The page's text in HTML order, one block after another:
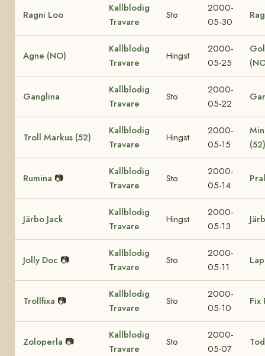
Ragni Loo
Kallblodig
Travare
Sto
2000-
05-30
Agne (NO)
Kallblodig
Travare
Hingst
2000-
05-25
Ganglina
Kallblodig
Travare
Sto
2000-
05-22
Troll Markus (52)
Kallblodig
Travare
Hingst
2000-
05-15
(52)
Rumina 📷
Kallblodig
Travare
Sto
2000-
05-14
Järbo Jack
Kallblodig
Travare
Hingst
2000-
05-13
Jolly Doc 📷
Kallblodig
Travare
Sto
2000-
05-11
Trollfixa 📷
Kallblodig
Travare
Sto
2000-
05-10
Fix
Zoloperla 📷
Kallblodig
Travare
Sto
2000-
05-07